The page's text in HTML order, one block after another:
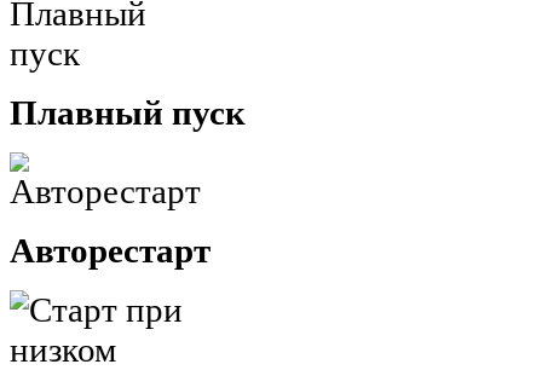
Плавный пуск
Авторестарт